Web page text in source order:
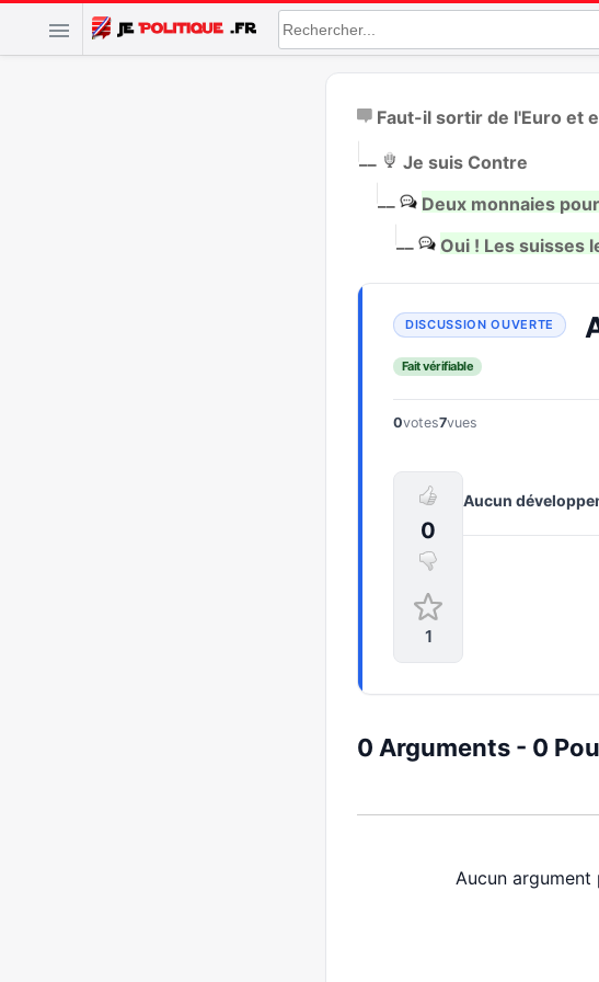
Faut-il sortir de l'Euro et
Je suis Contre
Deux monnaies
Oui ! Les suisses
Fait vérifiable
0votes7vues
0
1
Aucun
0 Arguments - 0
Aucun argument